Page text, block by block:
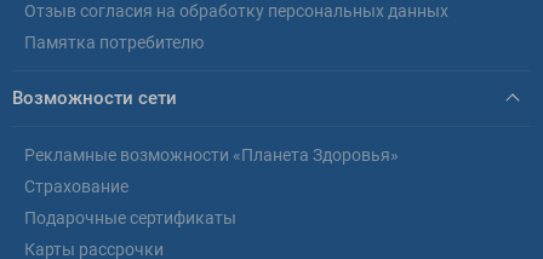
Отзыв согласия на обработку персональных данных
Памятка потребителю
Возможности сети
Рекламные возможности «Планета Здоровья»
Страхование
Подарочные сертификаты
Карты рассрочки